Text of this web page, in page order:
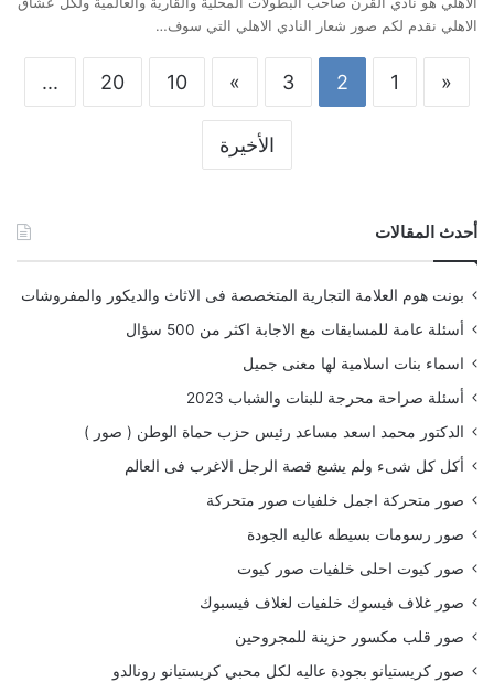
الاهلي نقدم لكم صور شعار النادي الاهلي التي سوف…
«
1
2
3
»
10
20
...
الأخيرة
أحدث المقالات
بونت هوم العلامة التجارية المتخصصة فى الاثاث والديكور والمفروشات
أسئلة عامة للمسابقات مع الاجابة اكثر من 500 سؤال
اسماء بنات اسلامية لها معنى جميل
أسئلة صراحة محرجة للبنات والشباب 2023
الدكتور محمد اسعد مساعد رئيس حزب حماة الوطن ( صور )
أكل كل شىء ولم يشبع قصة الرجل الاغرب فى العالم
صور متحركة اجمل خلفيات صور متحركة
صور رسومات بسيطه عاليه الجودة
صور كيوت احلى خلفيات صور كيوت
صور غلاف فيسوك خلفيات لغلاف فيسبوك
صور قلب مكسور حزينة للمجروحين
صور كريستيانو بجودة عاليه لكل محبي كريستيانو رونالدو